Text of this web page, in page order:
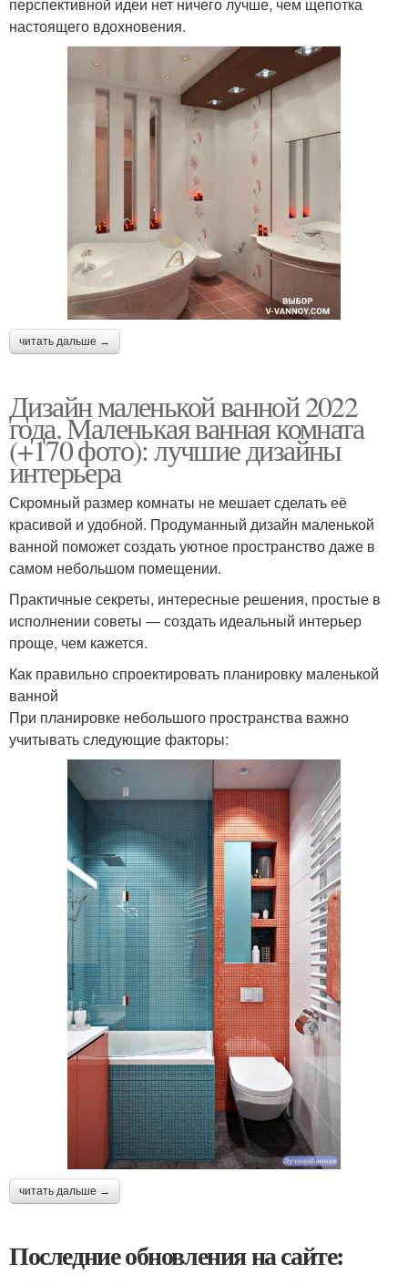
перспективной идеи нет ничего лучше, чем щепотка
настоящего вдохновения.
читать дальше →
Дизайн маленькой ванной 2022
года. Маленькая ванная комната
(+170 фото): лучшие дизайны
интерьера
Скромный размер комнаты не мешает сделать её
красивой и удобной. Продуманный дизайн маленькой
ванной поможет создать уютное пространство даже в
самом небольшом помещении.
Практичные секреты, интересные решения, простые в
исполнении советы — создать идеальный интерьер
проще, чем кажется.
Как правильно спроектировать планировку маленькой
ванной
При планировке небольшого пространства важно
учитывать следующие факторы:
читать дальше →
Последние обновления на сайте: